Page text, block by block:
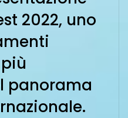
2022, uno
panorama